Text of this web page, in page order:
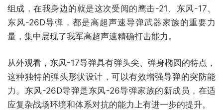
组成，在我身边的就是这次受阅的鹰击-21、东风-17、
东风-26D导弹，都是高超声速导弹武器家族的重要力
量，集中展现了我军高超声速精确打击能力。
从外观看，东风-17导弹具有弹头尖、弹身椭圆的特点，
这种独特的弹头形状设计，可以有效增强导弹的突防能
力。东风-26D导弹是东风-26导弹家族的新成员，在适
应复杂战场环境和体系对抗的能力上有进一步的提升。